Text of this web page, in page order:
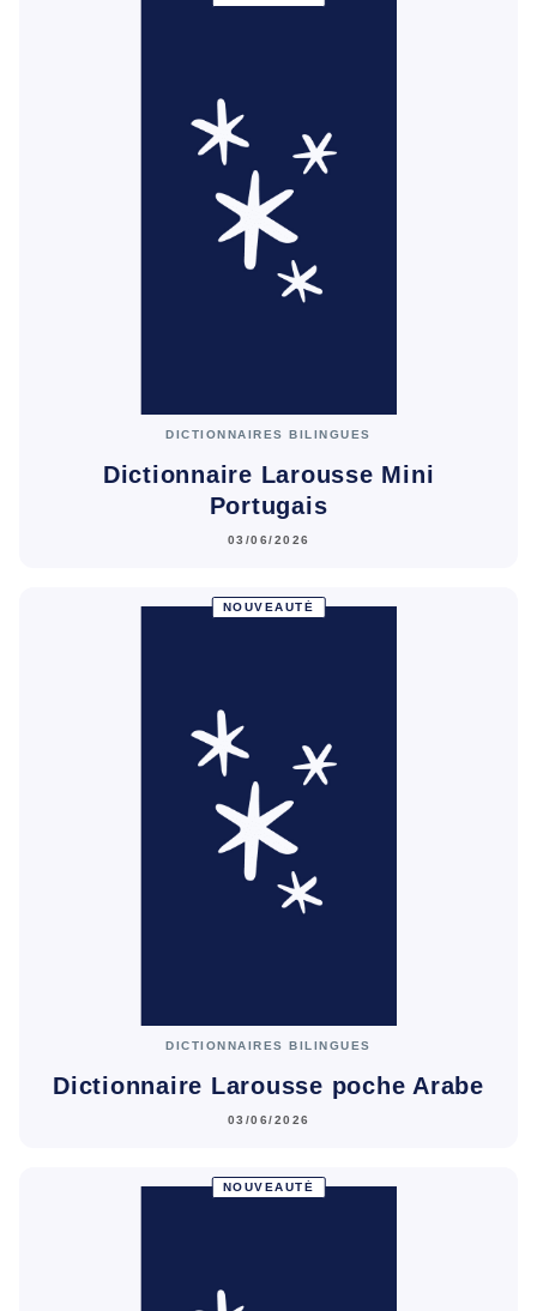
DICTIONNAIRES BILINGUES
Dictionnaire Larousse Mini
Portugais
03/06/2026
NOUVEAUTÉ
DICTIONNAIRES BILINGUES
Dictionnaire Larousse poche Arabe
03/06/2026
NOUVEAUTÉ